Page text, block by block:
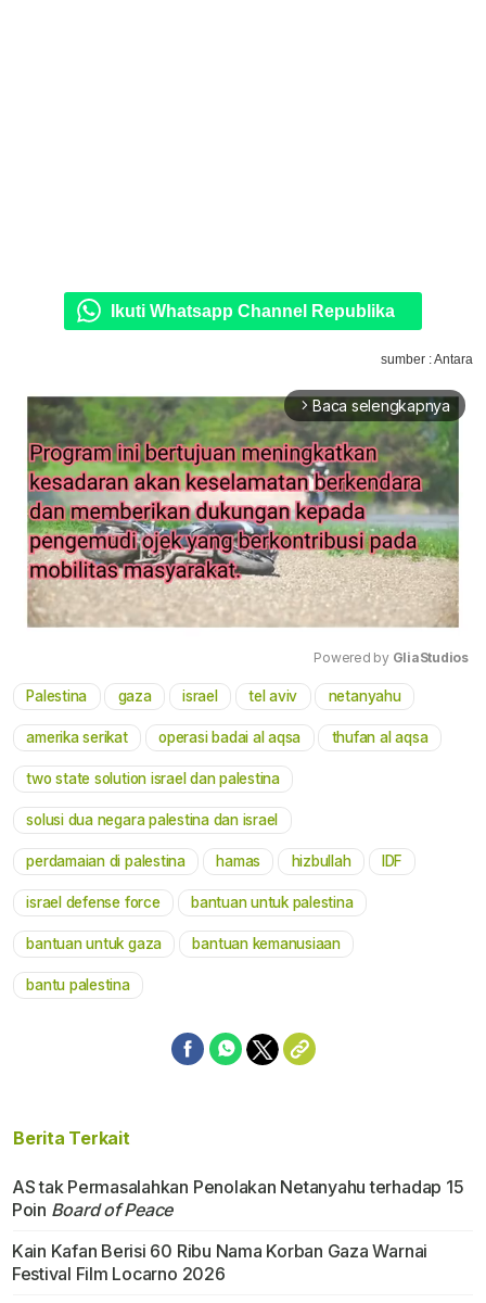
Ikuti Whatsapp Channel Republika
sumber : Antara
arrow_forward_ios Baca selengkapnya
Mute
Powered by GliaStudios
Palestina gaza israel tel aviv netanyahu
amerika serikat operasi badai al aqsa thufan al aqsa
two state solution israel dan palestina
solusi dua negara palestina dan israel
perdamaian di palestina hamas hizbullah IDF
israel defense force bantuan untuk palestina
bantuan untuk gaza bantuan kemanusiaan
bantu palestina
Berita Terkait
AS tak Permasalahkan Penolakan Netanyahu terhadap 15
Poin Board of Peace
Kain Kafan Berisi 60 Ribu Nama Korban Gaza Warnai
Festival Film Locarno 2026